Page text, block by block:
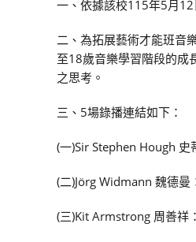
一、依據該校115年5月
二、為拓展藝術才能班音
至18歲音樂學習階段的成
之思考。
三、5場錄播連結如下：
(一)Sir Stephen Hough 史
(二)Jörg Widmann 魏德曼
(三)Kit Armstrong 周善祥：